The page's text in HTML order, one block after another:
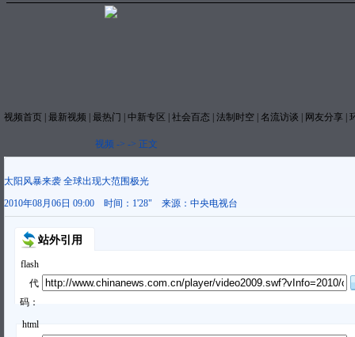
视频首页 最新视频 最热门 中新专区 社会百态 法制时空 名流访谈 网友分享
视频 -> -> 正文
太阳风暴来袭 全球出现大范围极光
2010年08月06日 09:00
时间： 1'28" 来源： 中央电视台
站外引用
flash
代
码：
html